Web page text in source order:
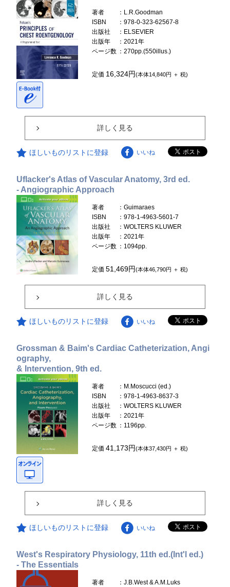
著者
：L.R.Goodman
ISBN
：978-0-323-62567-8
出版社
：ELSEVIER
出版年
：2021年
ページ数 ：270pp.(550illus.)
定価 16,324円(本体14,840円 ＋ 税)
詳しく見る
ほしいものリストに登録 いいね
Uflacker's Atlas of Vascular Anatomy, 3rd ed.
- Angiographic Approach
著者
：Guimaraes
ISBN
：978-1-4963-5601-7
出版社
：WOLTERS KLUWER
出版年
：2021年
ページ数 ：1094pp.
定価51,469円(本体46,790円 ＋ 税)
詳しく見る
ほしいものリストに登録 いいね
Grossman & Baim's Cardiac Catheterization, Angi
ography,
& Intervention, 9th ed.
著者
：M.Moscucci (ed.)
ISBN
：978-1-4963-8637-3
出版社
：WOLTERS KLUWER
出版年
：2021年
ページ数 ：1196pp.
定価41,173円(本体37,430円 ＋ 税)
詳しく見る
ほしいものリストに登録 いいね
West's Respiratory Physiology, 11th ed.(Int'l ed.)
- The Essentials
著者
：J.B.West & A.M.Luks